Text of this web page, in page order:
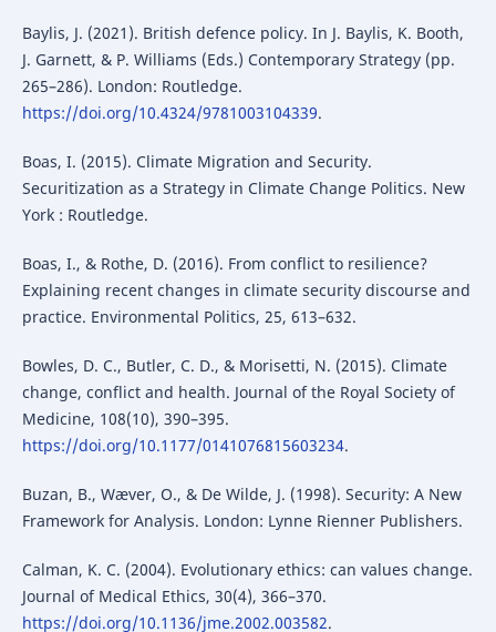
Baylis, J. (2021). British defence policy. In J. Baylis, K. Booth,
J. Garnett, & P. Williams (Eds.) Contemporary Strategy (pp.
265–286). London: Routledge.
https://doi.org/10.4324/9781003104339.
Boas, I. (2015). Climate Migration and Security.
Securitization as a Strategy in Climate Change Politics. New
York : Routledge.
Boas, I., & Rothe, D. (2016). From conflict to resilience?
Explaining recent changes in climate security discourse and
practice. Environmental Politics, 25, 613–632.
Bowles, D. C., Butler, C. D., & Morisetti, N. (2015). Climate
change, conflict and health. Journal of the Royal Society of
Medicine, 108(10), 390–395.
https://doi.org/10.1177/0141076815603234.
Buzan, B., Wæver, O., & De Wilde, J. (1998). Security: A New
Framework for Analysis. London: Lynne Rienner Publishers.
Calman, K. C. (2004). Evolutionary ethics: can values change.
Journal of Medical Ethics, 30(4), 366–370.
https://doi.org/10.1136/jme.2002.003582.